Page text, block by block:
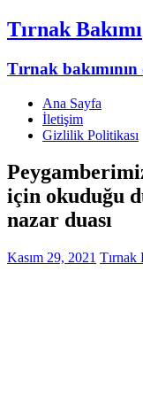
Tırnak Bakımı
Tırnak
Ana Sayfa
İletişim
Gizlilik Politikası
için okuduğu
nazar duası
Kasım 29, 2021 Tırnak